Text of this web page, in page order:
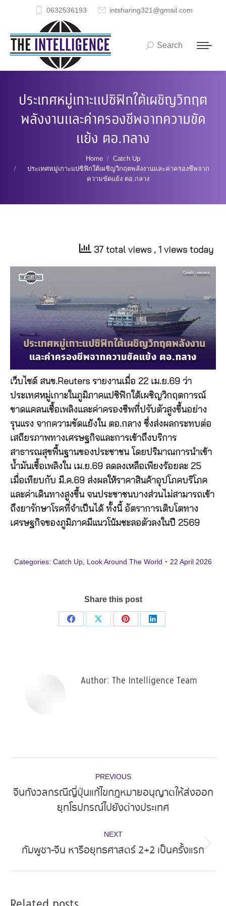
0632536193 intsharing321@gmail.com
Search:
Search
ประเทศหมู่เกาะแปซิฟิกใต้เผชิญวิกฤต
พลังงานและค่าครองชีพจากความขัด
แย้ง ตอ.กลาง
Home
Catch Up
ประเทศหมู่เกาะแปซิฟิกใต้เผชิญวิกฤตพลังงานและค่าครองชีพจาก
ความขัดแย้ง ตอ.กลาง
37 total views , 1 views today
เว็บไซต์ สนข.Reuters รายงานเมื่อ 22 เม.ย.69 ว่า
ประเทศหมู่เกาะในภูมิภาคแปซิฟิกใต้เผชิญวิกฤตการณ์
ขาดแคลนเชื้อเพลิงและค่าครองชีพที่ปรับตัวสูงขึ้นอย่าง
รุนแรง จากความขัดแย้งใน ตอ.กลาง ซึ่งส่งผลกระทบต่อ
เสถียรภาพทางเศรษฐกิจและการเข้าถึงบริการ
สาธารณสุขพื้นฐานของประชาชน โดยปริมาณการนำเข้า
น้ำมันเชื้อเพลิงใน เม.ย.69 ลดลงเหลือเพียงร้อยละ 25
เมื่อเทียบกับ มี.ค.69 ส่งผลให้ราคาสินค้าอุปโภคบริโภค
และค่าเดินทางสูงขึ้น จนประชาชนบางส่วนไม่สามารถเข้า
ถึงยารักษาโรคที่จำเป็นได้ ทั้งนี้ อัตราการเติบโตทาง
เศรษฐกิจของภูมิภาคมีแนวโน้มชะลอตัวลงในปี 2569
Categories: Catch Up Look Around The World 22 April 2026
Share this post
Share
Share
Share
Share
Author: The Intelligence Team
navigation
PREVIOUS
Previous
post:
จีนกังวลกรณีญี่ปุ่นแก้ไขกฎหมายอนุญาตให้ส่งออก
ยุทโธปกรณ์ไปยังต่างประเทศ
NEXT
Next
กัมพูชา-จีน หารือยุทธศาสตร์ 2+2 เป็นครั้งแรก